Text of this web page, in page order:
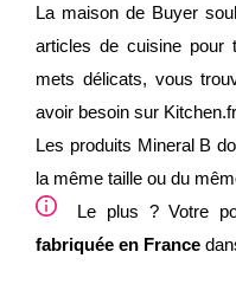
La maison de Buyer
articles de cuisine pour
mets délicats, vous
avoir besoin sur
Les produits Mineral B
la même taille ou du
Le plus ? Votre
fabriquée en France